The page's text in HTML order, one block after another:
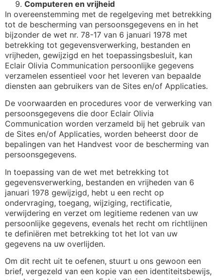
Computeren en vrijheid
In overeenstemming met de regelgeving met betrekking
tot de bescherming van persoonsgegevens en in het
bijzonder de wet nr. 78-17 van 6 januari 1978 met
betrekking tot gegevensverwerking, bestanden en
vrijheden, gewijzigd en het toepassingsbesluit, kan
Eclair Olivia Communication persoonlijke gegevens
verzamelen essentieel voor het leveren van bepaalde
diensten aan gebruikers van de Sites en/of Applicaties.
De voorwaarden en procedures voor de verwerking van
persoonsgegevens die door Eclair Olivia
Communication worden verzameld bij het gebruik van
de Sites en/of Applicaties, worden beheerst door de
bepalingen van het Handvest voor de bescherming van
persoonsgegevens.
In toepassing van de wet met betrekking tot
gegevensverwerking, bestanden en vrijheden van 6
januari 1978 gewijzigd, hebt u een recht op
ondervraging, toegang, wijziging, rectificatie,
verwijdering en verzet om legitieme redenen van uw
persoonlijke gegevens, evenals het recht om richtlijnen
te definiëren met betrekking tot het lot van uw
gegevens na uw overlijden.
Om dit recht uit te oefenen, stuurt u ons gewoon een
brief, vergezeld van een kopie van een identiteitsbewijs,